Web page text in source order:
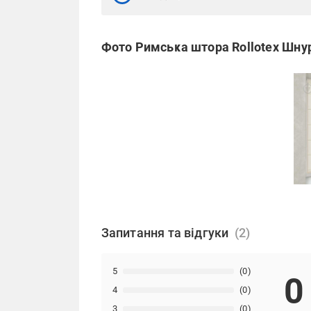
Фото Римська штора Rollotex
Запитання та відгуки
3
(0)
4 (0)
5 (0)
0